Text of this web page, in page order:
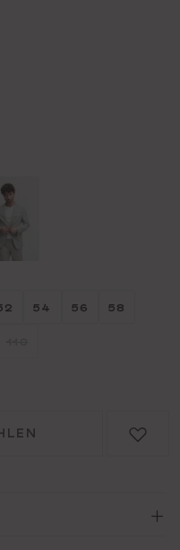
wählenwählen
Größe wählen
54 Größe
56 Größe
58
wählen